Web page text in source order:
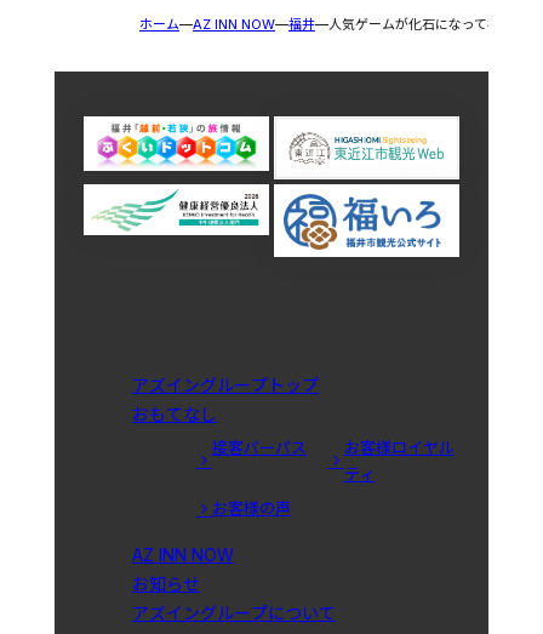
ホーム AZ INN NOW 福井 人気ゲームが化石になって福井に
アズイングループトップ
おもてなし
接客パーパス
お客様ロイヤル
ティ
お客様の声
AZ INN NOW
お知らせ
アズイングループについて